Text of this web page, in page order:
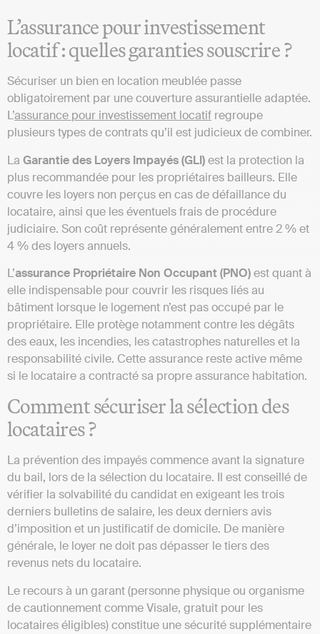
L’assurance pour investissement
locatif : quelles garanties souscrire ?
Sécuriser un bien en location meublée passe
obligatoirement par une couverture assurantielle adaptée.
L’assurance pour investissement locatif regroupe
plusieurs types de contrats qu’il est judicieux de combiner.
La Garantie des Loyers Impayés (GLI)est la protection la
plus recommandée pour les propriétaires bailleurs. Elle
couvre les loyers non perçus en cas de défaillance du
locataire, ainsi que les éventuels frais de procédure
judiciaire. Son coût représente généralement entre 2 % et
4 % des loyers annuels.
L’assurance Propriétaire Non Occupant (PNO)est quant à
elle indispensable pour couvrir les risques liés au
bâtiment lorsque le logement n’est pas occupé par le
propriétaire. Elle protège notamment contre les dégâts
des eaux, les incendies, les catastrophes naturelles et la
responsabilité civile. Cette assurance reste active même
si le locataire a contracté sa propre assurance habitation.
Comment sécuriser la sélection des
locataires ?
La prévention des impayés commence avant la signature
du bail, lors de la sélection du locataire. Il est conseillé de
vérifier la solvabilité du candidat en exigeant les trois
derniers bulletins de salaire, les deux derniers avis
d’imposition et un justificatif de domicile. De manière
générale, le loyer ne doit pas dépasser le tiers des
revenus nets du locataire.
Le recours à un garant (personne physique ou organisme
de cautionnement comme Visale, gratuit pour les
locataires éligibles) constitue une sécurité supplémentaire